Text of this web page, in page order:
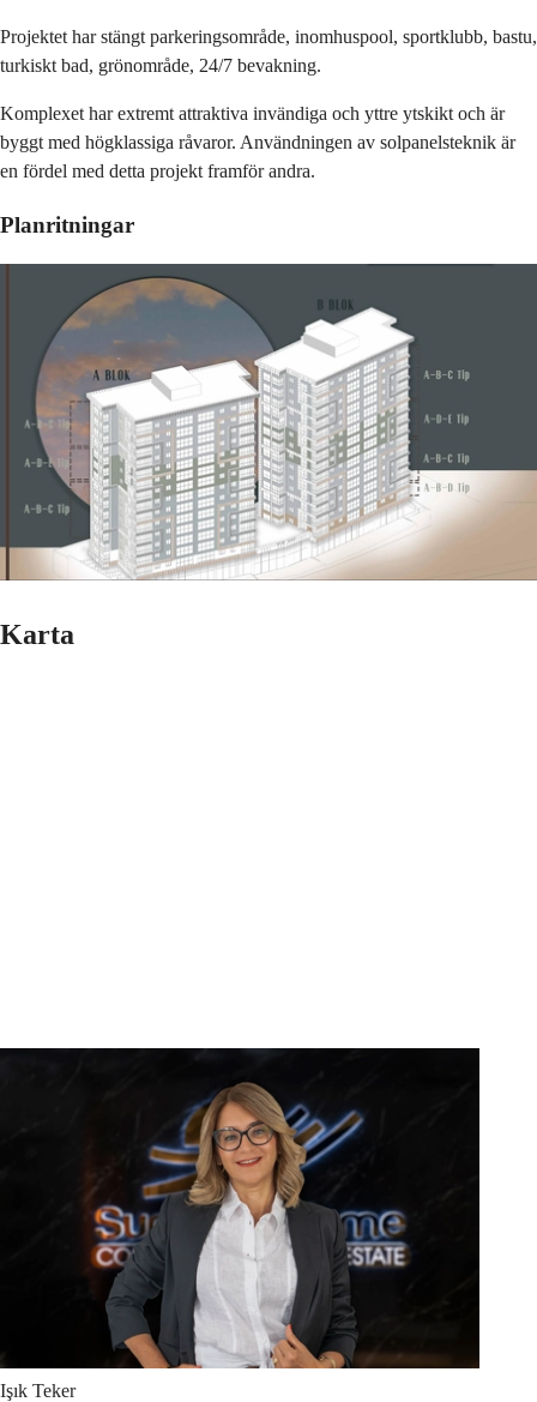
Projektet har stängt parkeringsområde, inomhuspool, sportklubb, bastu,
turkiskt bad, grönområde, 24/7 bevakning.
Komplexet har extremt attraktiva invändiga och yttre ytskikt och är
byggt med högklassiga råvaror. Användningen av solpanelsteknik är
en fördel med detta projekt framför andra.
Planritningar
Karta
Işık Teker